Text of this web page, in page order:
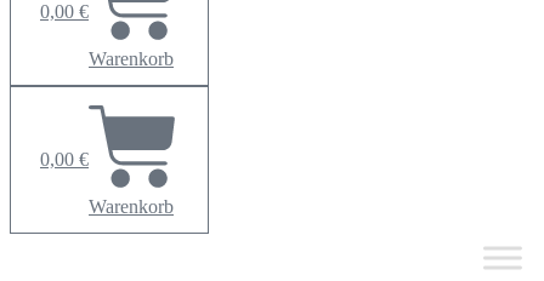
0,00 €
Warenkorb
0,00 €
Warenkorb